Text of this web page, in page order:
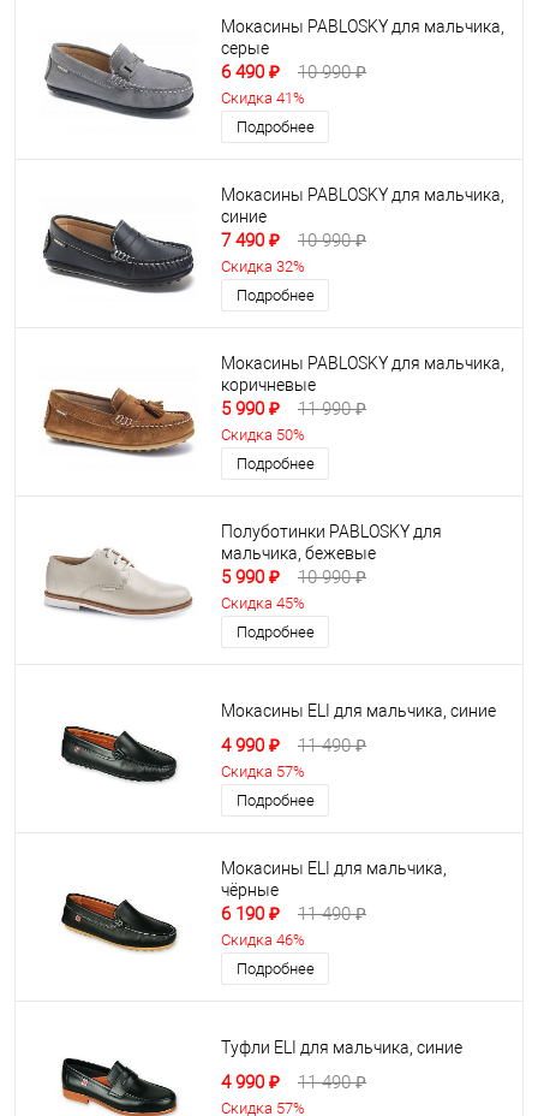
Мокасины PABLOSKY для мальчика,
серые
6 490 ₽ 10 990 ₽
Скидка 41%
Подробнее
Мокасины PABLOSKY для мальчика,
синие
7 490 ₽ 10 990 ₽
Скидка 32%
Подробнее
Мокасины PABLOSKY для мальчика,
коричневые
5 990 ₽ 11 990 ₽
Скидка 50%
Подробнее
Полуботинки PABLOSKY для
мальчика, бежевые
5 990 ₽ 10 990 ₽
Скидка 45%
Подробнее
Мокасины ELI для мальчика, синие
4 990 ₽ 11 490 ₽
Скидка 57%
Подробнее
Мокасины ELI для мальчика,
чёрные
6 190 ₽ 11 490 ₽
Скидка 46%
Подробнее
Туфли ELI для мальчика, синие
4 990 ₽ 11 490 ₽
Скидка 57%